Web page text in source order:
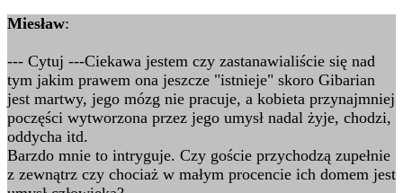
Miesław:
--- Cytuj ---Ciekawa jestem czy zastanawialiście się nad
tym jakim prawem ona jeszcze "istnieje" skoro Gibarian
jest martwy, jego mózg nie pracuje, a kobieta przynajmniej
poczęści wytworzona przez jego umysł nadal żyje, chodzi,
oddycha itd.
Barzdo mnie to intryguje. Czy goście przychodzą zupełnie
z zewnątrz czy chociaż w małym procencie ich domem jest